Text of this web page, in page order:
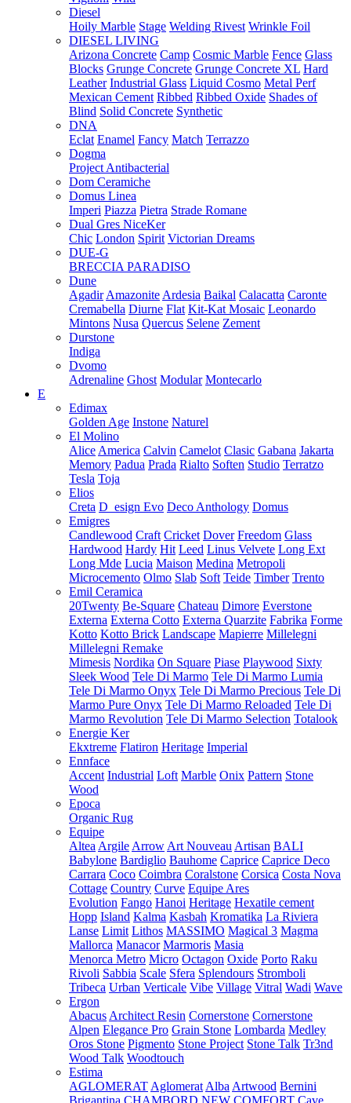
Diesel
Hoily Marble Stage Welding Rivest Wrinkle Foil
DIESEL LIVING
Arizona Concrete Camp Cosmic Marble Fence Glass
Blocks Grunge Concrete Grunge Concrete XL Hard
Leather Industrial Glass Liquid Cosmo Metal Perf
Mexican Cement Ribbed Ribbed Oxide Shades of
Blind Solid Concrete Synthetic
DNA
Eclat Enamel Fancy Match Terrazzo
Dogma
Project Antibacterial
Dom Ceramiche
Domus Linea
Imperi Piazza Pietra Strade Romane
Dual Gres NiceKer
Chic London Spirit Victorian Dreams
DUE-G
BRECCIA PARADISO
Dune
Agadir Amazonite Ardesia Baikal Calacatta Caronte
Cremabella Diurne Flat Kit-Kat Mosaic Leonardo
Mintons Nusa Quercus Selene Zement
Durstone
Indiga
Dvomo
Adrenaline Ghost Modular Montecarlo
E
Edimax
Golden Age Instone Naturel
El Molino
Alice America Calvin Camelot Clasic Gabana Jakarta
Memory Padua Prada Rialto Soften Studio Terratzo
Tesla Toja
Elios
Creta D_esign Evo Deco Anthology Domus
Emigres
Candlewood Craft Cricket Dover Freedom Glass
Hardwood Hardy Hit Leed Linus Velvete Long Ext
Long Mde Lucia Maison Medina Metropoli
Microcemento Olmo Slab Soft Teide Timber Trento
Emil Ceramica
20Twenty Be-Square Chateau Dimore Everstone
Externa Externa Cotto Externa Quarzite Fabrika Forme
Kotto Kotto Brick Landscape Mapierre Millelegni
Millelegni Remake
Mimesis Nordika On Square Piase Playwood Sixty
Sleek Wood Tele Di Marmo Tele Di Marmo Lumia
Tele Di Marmo Onyx Tele Di Marmo Precious Tele Di
Marmo Pure Onyx Tele Di Marmo Reloaded Tele Di
Marmo Revolution Tele Di Marmo Selection Totalook
Energie Ker
Ekxtreme Flatiron Heritage Imperial
Ennface
Accent Industrial Loft Marble Onix Pattern Stone
Wood
Epoca
Organic Rug
Equipe
Altea Argile Arrow Art Nouveau Artisan BALI
Babylone Bardiglio Bauhome Caprice Caprice Deco
Carrara Coco Coimbra Coralstone Corsica Costa Nova
Cottage Country Curve Equipe Ares
Evolution Fango Hanoi Heritage Hexatile cement
Hopp Island Kalma Kasbah Kromatika La Riviera
Lanse Limit Lithos MASSIMO Magical 3 Magma
Mallorca Manacor Marmoris Masia
Menorca Metro Micro Octagon Oxide Porto Raku
Rivoli Sabbia Scale Sfera Splendours Stromboli
Tribeca Urban Verticale Vibe Village Vitral Wadi Wave
Ergon
Abacus Architect Resin Cornerstone Cornerstone
Alpen Elegance Pro Grain Stone Lombarda Medley
Oros Stone Pigmento Stone Project Stone Talk Tr3nd
Wood Talk Woodtouch
Estima
AGLOMERAT Aglomerat Alba Artwood Bernini